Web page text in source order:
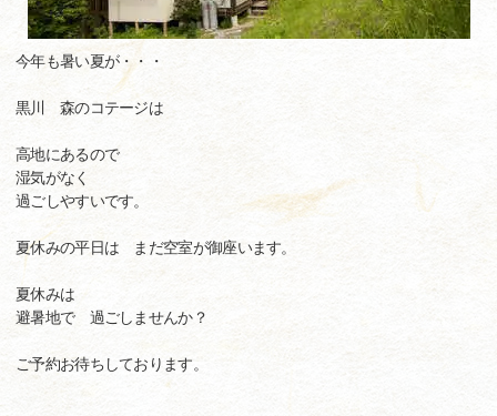
今年も暑い夏が・・・
黒川 森のコテージは
高地にあるので
湿気がなく
過ごしやすいです。
夏休みの平日は まだ空室が御座います。
夏休みは
避暑地で 過ごしませんか？
ご予約お待ちしております。